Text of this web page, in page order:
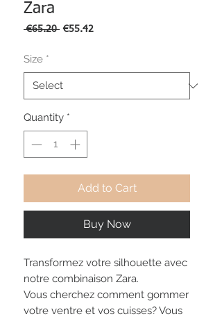
Zara
€65.20 Regular
€55.42Sale
Size *
Quantity *
Add to Cart
Buy Now
Transformez votre silhouette avec
notre combinaison Zara.
Vous cherchez comment gommer
votre ventre et vos cuisses? Vous